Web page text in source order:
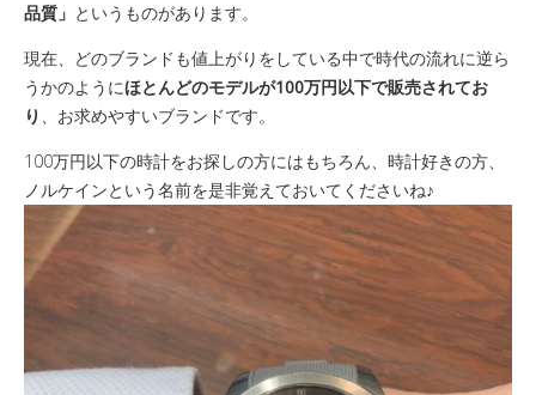
品質」 というものがあります。
現在、どのブランドも値上がりをしている中で時代の流れに逆ら
うかのようにほとんどのモデルが100万円以下で販売されてお
り 、お求めやすいブランドです️。
100万円以下の時計をお探しの方にはもちろん、時計好きの方、
ノルケインという名前を是非覚えておいてくださいね♪